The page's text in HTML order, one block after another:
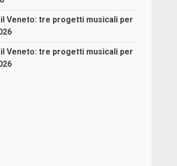
Veneto: tre progetti musicali per
Veneto: tre progetti musicali per